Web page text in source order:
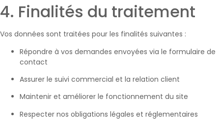
4. Finalités du traitement
Vos données sont traitées pour les finalités suivantes :
Répondre à vos demandes envoyées via le formulaire de
contact
Assurer le suivi commercial et la relation client
Maintenir et améliorer le fonctionnement du site
Respecter nos obligations légales et réglementaires